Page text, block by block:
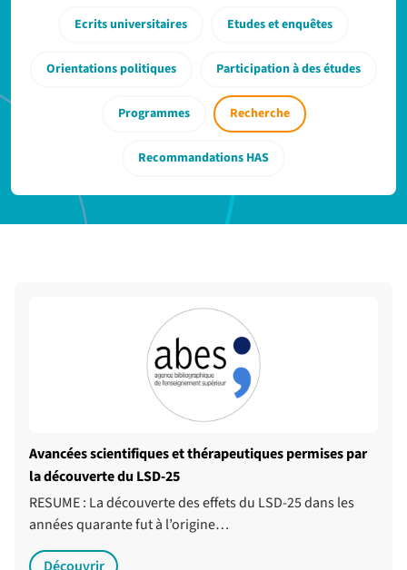
Ecrits universitaires Etudes et enquêtes
Orientations politiques Participation à des études
Programmes Recherche
Recommandations HAS
Avancées scientifiques et thérapeutiques permises par
la découverte du LSD-25
RESUME : La découverte des effets du LSD-25 dans les
années quarante fut à l’origine…